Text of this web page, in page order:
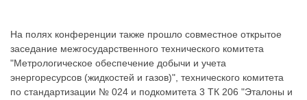
На полях конференции также прошло совместное открытое
заседание межгосударственного технического комитета
"Метрологическое обеспечение добычи и учета
энергоресурсов (жидкостей и газов)", технического комитета
по стандартизации № 024 и подкомитета 3 ТК 206 "Эталоны и